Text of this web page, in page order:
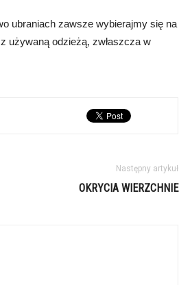
ubraniach zawsze wybierajmy się na
używaną odzieżą, zwłaszcza w
Następny artykuł
OKRYCIA WIERZCHNIE